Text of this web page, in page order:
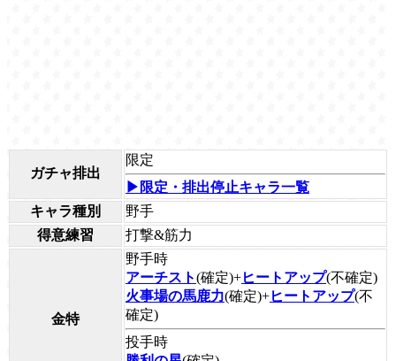
ガチャ排出
限定
▶限定・排出停止キャラ一覧
キャラ種別
野手
得意練習
打撃&筋力
金特
野手時
アーチスト(確定)+ヒートアップ(不確定)
火事場の馬鹿力(確定)+ヒートアップ(不
確定)
投手時